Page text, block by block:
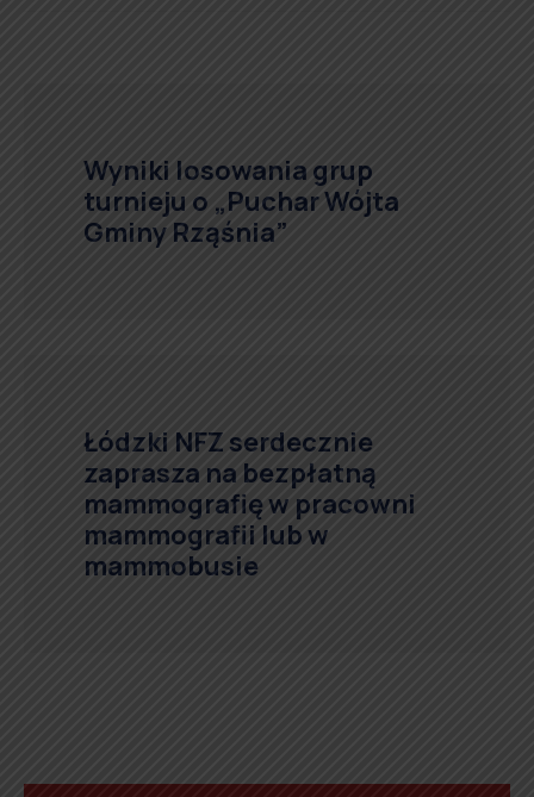
Wyniki losowania grup
turnieju o „Puchar Wójta
Gminy Rząśnia”
Łódzki NFZ serdecznie
zaprasza na bezpłatną
mammografię w pracowni
mammografii lub w
mammobusie